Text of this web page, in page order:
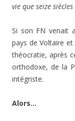
vie que seize
Si son FN venait
pays de Voltaire
théocratie, après
orthodoxe, de la
intégriste.
Alors…